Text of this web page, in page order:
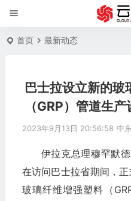
首页 最新动态
巴士拉设立新的玻
（GRP）管道生产
2023年9月13日 20:56:58 中
伊拉克总理穆罕默
在访问巴士拉省期间，
玻璃纤维增强塑料（